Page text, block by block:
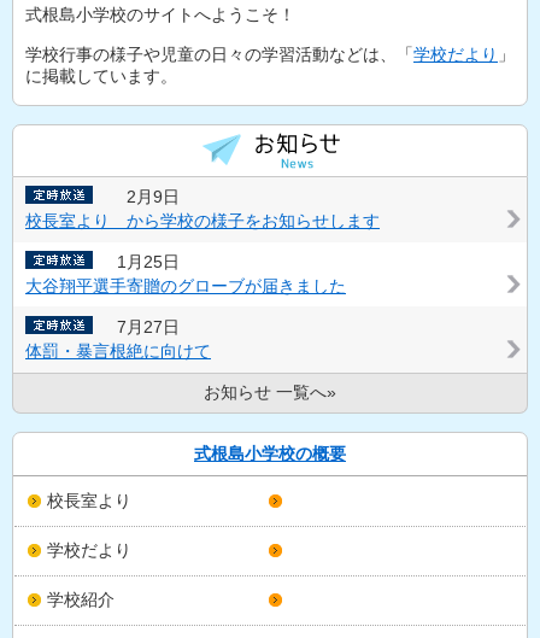
式根島小学校のサイトへようこそ！
学校行事の様子や児童の日々の学習活動などは、「学校だより 」
に掲載しています。
2月9日
校長室より から学校の様子をお知らせします
1月25日
大谷翔平選手寄贈のグローブが届きました
7月27日
体罰・暴言根絶に向けて
お知らせ 一覧へ»
校長室より
学校だより
学校紹介